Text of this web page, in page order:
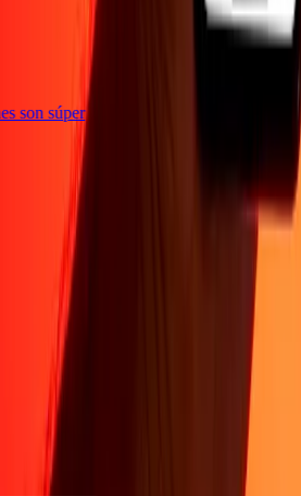
son súper
Sobre Nosotros
Acerca de
Soporte
Política de privacidad
Aviso de cookies
condiciones
Centro
accesibilidad
Formulario para denunciantes
Síguenos